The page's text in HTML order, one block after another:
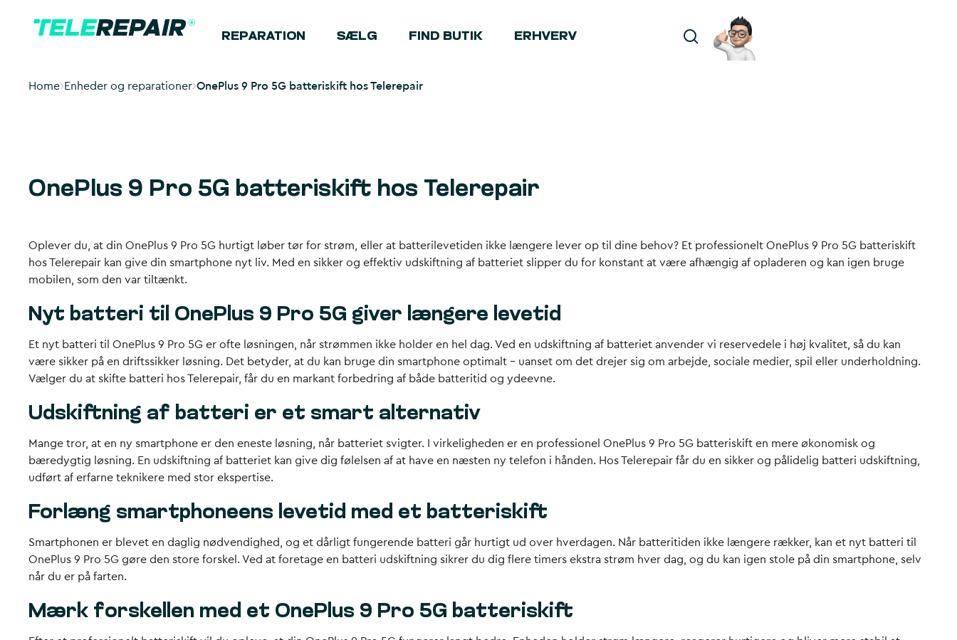
REPARATION SÆLG FIND BUTIK ERHVERV
Home Enheder og reparationer OnePlus 9 Pro 5G batteriskift hos Telerepair
OnePlus 9 Pro 5G batteriskift hos Telerepair
Oplever du, at din OnePlus 9 Pro 5G hurtigt løber tør for strøm, eller at batterilevetiden ikke længere lever op til dine behov? Et professionelt OnePlus 9 Pro 5G batteriskift
hos Telerepair kan give din smartphone nyt liv. Med en sikker og effektiv udskiftning af batteriet slipper du for konstant at være afhængig af opladeren og kan igen bruge
mobilen, som den var tiltænkt.
Nyt batteri til OnePlus 9 Pro 5G giver længere levetid
Et nyt batteri til OnePlus 9 Pro 5G er ofte løsningen, når strømmen ikke holder en hel dag. Ved en udskiftning af batteriet anvender vi reservedele i høj kvalitet, så du kan
være sikker på en driftssikker løsning. Det betyder, at du kan bruge din smartphone optimalt – uanset om det drejer sig om arbejde, sociale medier, spil eller underholdning.
Vælger du at skifte batteri hos Telerepair, får du en markant forbedring af både batteritid og ydeevne.
Udskiftning af batteri er et smart alternativ
Mange tror, at en ny smartphone er den eneste løsning, når batteriet svigter. I virkeligheden er en professionel OnePlus 9 Pro 5G batteriskift en mere økonomisk og
bæredygtig løsning. En udskiftning af batteriet kan give dig følelsen af at have en næsten ny telefon i hånden. Hos Telerepair får du en sikker og pålidelig batteri udskiftning,
udført af erfarne teknikere med stor ekspertise.
Forlæng smartphoneens levetid med et batteriskift
Smartphonen er blevet en daglig nødvendighed, og et dårligt fungerende batteri går hurtigt ud over hverdagen. Når batteritiden ikke længere rækker, kan et nyt batteri til
OnePlus 9 Pro 5G gøre den store forskel. Ved at foretage en batteri udskiftning sikrer du dig flere timers ekstra strøm hver dag, og du kan igen stole på din smartphone, selv
når du er på farten.
Mærk forskellen med et OnePlus 9 Pro 5G batteriskift